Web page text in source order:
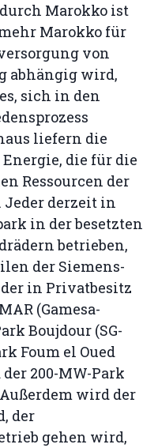
Marokko ist
Marokko für
von
abhängig wird,
sich in den
liefern die
die für die
Ressourcen der
Jeder derzeit in
in der besetzten
betrieben,
der Siemens-
in Privatbesitz
(Gamesa-
Boujdour (SG-
Foum el Oued
200-MW-Park
wird der
der
gehen wird,